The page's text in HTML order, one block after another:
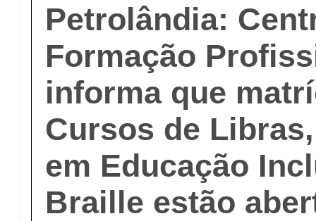
Petrolândia:
Formação
informa que
Cursos de
em Educação
Braille estão